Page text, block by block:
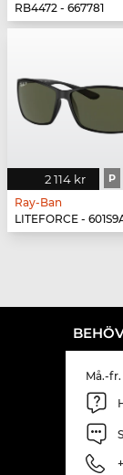
RB4472 - 667781
2 114 kr P
Ray-Ban
LITEFORCE -
Må.-fr.